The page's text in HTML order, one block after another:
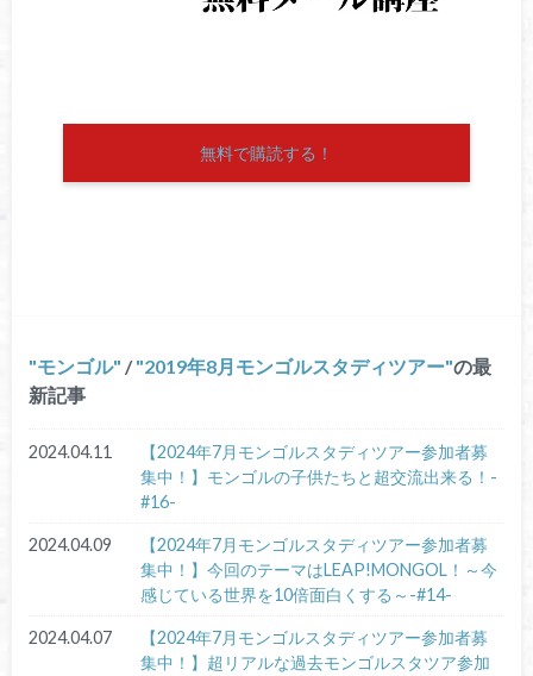
無料で購読する！
モンゴル / 2019年8月モンゴルスタディツアー の最
新記事
2024.04.11
【2024年7月モンゴルスタディツアー参加者募
集中！】モンゴルの子供たちと超交流出来る！-
#16-
2024.04.09
【2024年7月モンゴルスタディツアー参加者募
集中！】今回のテーマはLEAP!MONGOL！～今
感じている世界を10倍面白くする～-#14-
2024.04.07
【2024年7月モンゴルスタディツアー参加者募
集中！】超リアルな過去モンゴルスタツア参加